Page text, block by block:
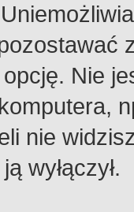
Nie
nie
wyłączył.